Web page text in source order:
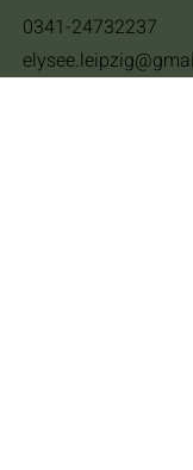
0341-24732237